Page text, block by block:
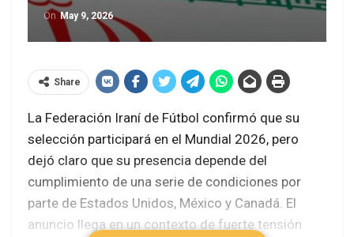
On May 9, 2026
Share
La Federación Iraní de Fútbol confirmó que su
selección participará en el Mundial 2026, pero
dejó claro que su presencia depende del
cumplimiento de una serie de condiciones por
parte de Estados Unidos, México y Canadá. El
anuncio llega en un contexto de fuerte tensión